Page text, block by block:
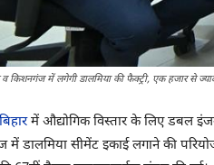
किशनगंज में लगेगी डालमिया की फैक्ट्री, एक हजार से
बिहारमें औद्योगिक विस्तार के लिए डबल
डालमिया सीमेंट इकाई लगाने की